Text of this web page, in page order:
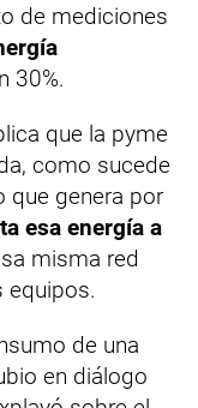
de mediciones
30%.
que la pyme
como sucede
que genera por
esa energía a
misma red
equipos.
de una
en diálogo